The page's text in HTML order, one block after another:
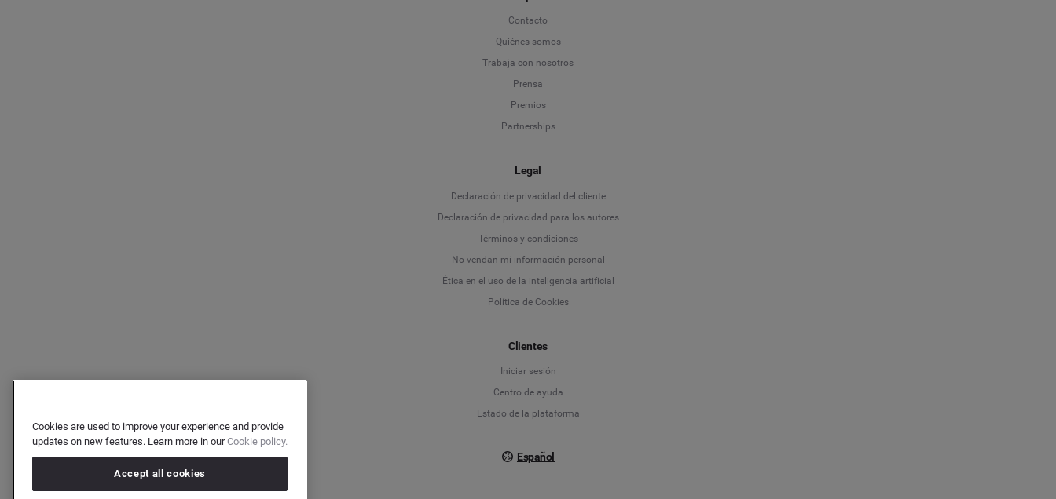
Contacto
Quiénes somos
Trabaja con nosotros
Prensa
Premios
Partnerships
Legal
Declaración de privacidad del cliente
Declaración de privacidad para los autores
Términos y condiciones
No vendan mi información personal
Ética en el uso de la inteligencia artificial
Política de Cookies
Clientes
Iniciar sesión
Centro de ayuda
Estado de la plataforma
Español
Language
Deutsch
Cookies are used to improve your experience and provide
updates on new features. Learn more in ourCookie policy.
Accept all cookies